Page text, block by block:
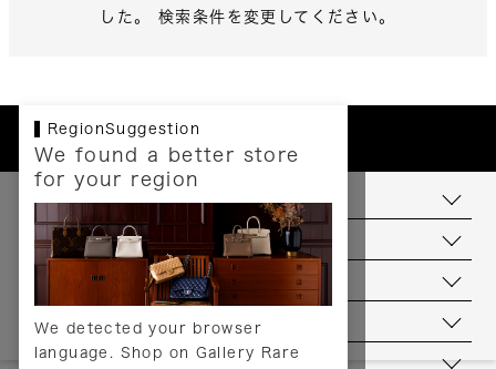
した。 検索条件を変更してください。
RegionSuggestion
We found a better store
for your region
We detected your browser
language. Shop on Gallery Rare
お支払いについて
配送について
送料について
返品について